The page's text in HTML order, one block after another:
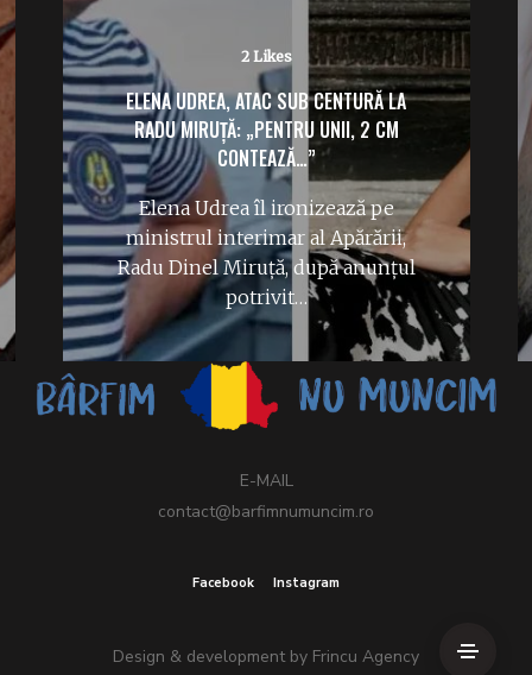
2 Likes
ELENA UDREA, ATAC SUB CENTURĂ LA
RADU MIRUȚĂ: „PENTRU UNII, 2 CM
CONTEAZĂ…”
Elena Udrea îl ironizează pe
ministrul interimar al Apărării,
Radu Dinel Miruță, după anunțul
potrivit…
E-MAIL
contact@barfimnumuncim.ro
Facebook Instagram
Design & development by Frincu Agency